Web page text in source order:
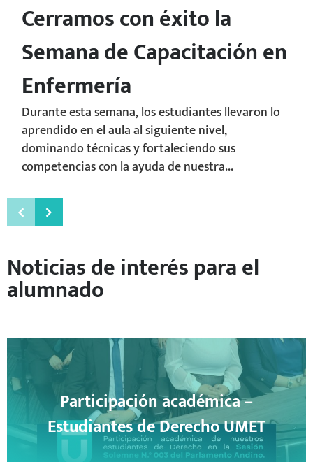
Cerramos con éxito la
Semana de Capacitación en
Enfermería
Durante esta semana, los estudiantes llevaron lo
aprendido en el aula al siguiente nivel,
dominando técnicas y fortaleciendo sus
competencias con la ayuda de nuestra...
Noticias de interés para el
alumnado
Participación académica –
Estudiantes de Derecho UMET